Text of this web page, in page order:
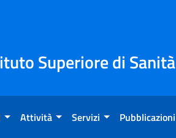
Superiore di Sanità
Attività Servizi Pubblicazioni